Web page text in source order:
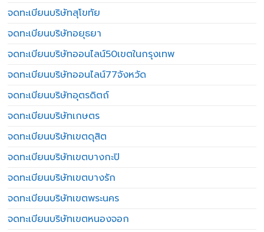
จดทะเบียนบริษัทสุโขทัย
จดทะเบียนบริษัทอยุธยา
จดทะเบียนบริษัทออนไลน์50เขตในกรุงเทพ
จดทะเบียนบริษัทออนไลน์77จังหวัด
จดทะเบียนบริษัทอุตรดิตถ์
จดทะเบียนบริษัทเกษตร
จดทะเบียนบริษัทเขตดุสิต
จดทะเบียนบริษัทเขตบางกะปิ
จดทะเบียนบริษัทเขตบางรัก
จดทะเบียนบริษัทเขตพระนคร
จดทะเบียนบริษัทเขตหนองจอก